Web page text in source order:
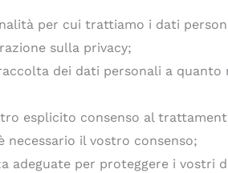
per cui trattiamo i dati
sulla privacy;
dei dati personali a quanto
esplicito consenso al
necessario il vostro consenso;
adeguate per proteggere i vostri